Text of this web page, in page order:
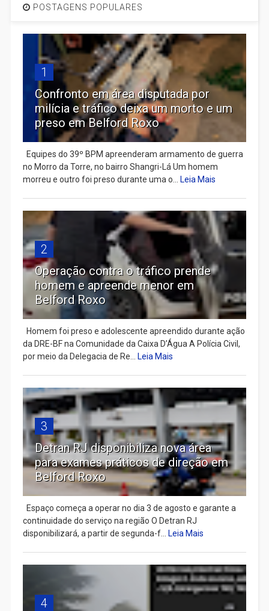
POSTAGENS POPULARES
1
Confronto em área disputada por
milícia e tráfico deixa um morto e um
preso em Belford Roxo
Equipes do 39º BPM apreenderam armamento de guerra
no Morro da Torre, no bairro Shangri-Lá Um homem
morreu e outro foi preso durante uma o...
Leia Mais
2
Operação contra o tráfico prende
homem e apreende menor em
Belford Roxo
Homem foi preso e adolescente apreendido durante ação
da DRE-BF na Comunidade da Caixa D’Água A Polícia Civil,
por meio da Delegacia de Re...
Leia Mais
3
Detran RJ disponibiliza nova área
para exames práticos de direção em
Belford Roxo
Espaço começa a operar no dia 3 de agosto e garante a
continuidade do serviço na região O Detran RJ
disponibilizará, a partir de segunda-f...
Leia Mais
4